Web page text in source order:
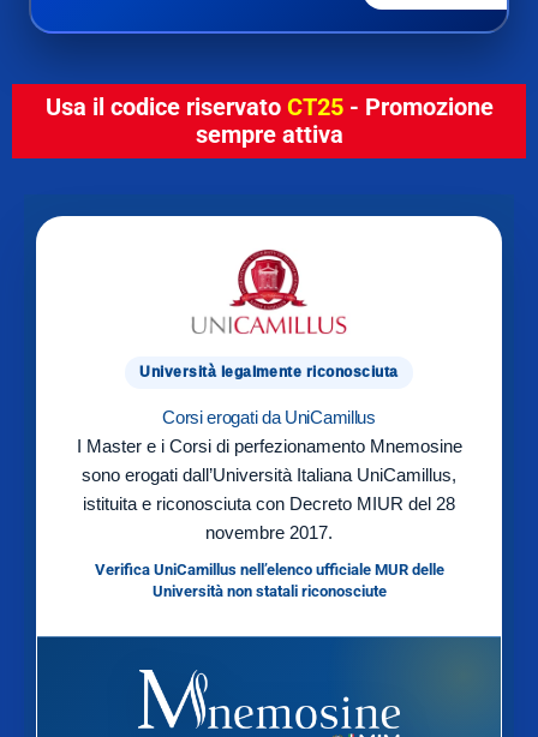
Usa il codice riservato CT25- Promozione
sempre attiva
Università legalmente riconosciuta
Corsi erogati da UniCamillus
I Master e i Corsi di perfezionamento Mnemosine
sono erogati dall’Università Italiana UniCamillus,
istituita e riconosciuta con Decreto MIUR del 28
novembre 2017.
Verifica UniCamillus nell’elenco ufficiale MUR delle
Università non statali riconosciute